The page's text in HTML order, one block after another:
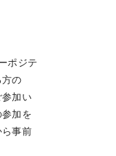
ポジテ
の
加い
加を
ら事前